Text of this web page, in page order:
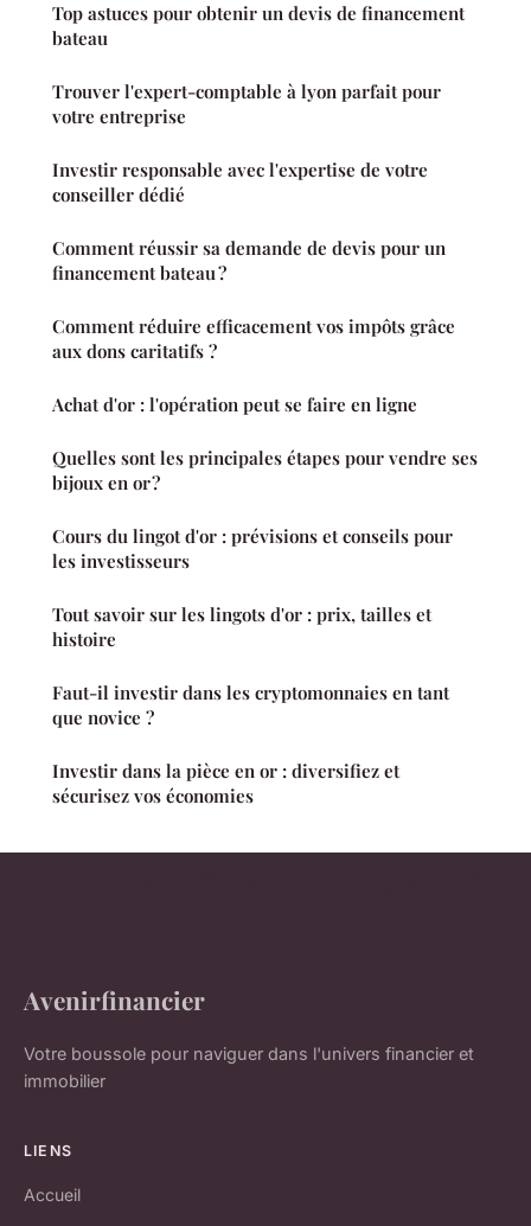
Top astuces pour obtenir un devis de financement
bateau
Trouver l'expert-comptable à lyon parfait pour
votre entreprise
Investir responsable avec l'expertise de votre
conseiller dédié
Comment réussir sa demande de devis pour un
financement bateau ?
Comment réduire efficacement vos impôts grâce
aux dons caritatifs ?
Achat d'or : l'opération peut se faire en ligne
Quelles sont les principales étapes pour vendre ses
bijoux en or ?
Cours du lingot d'or : prévisions et conseils pour
les investisseurs
Tout savoir sur les lingots d'or : prix, tailles et
histoire
Faut-il investir dans les cryptomonnaies en tant
que novice ?
Investir dans la pièce en or : diversifiez et
sécurisez vos économies
Avenirfinancier
Votre boussole pour naviguer dans l'univers financier et
immobilier
LIENS
Accueil